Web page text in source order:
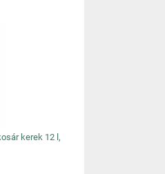
kerek 12 l,